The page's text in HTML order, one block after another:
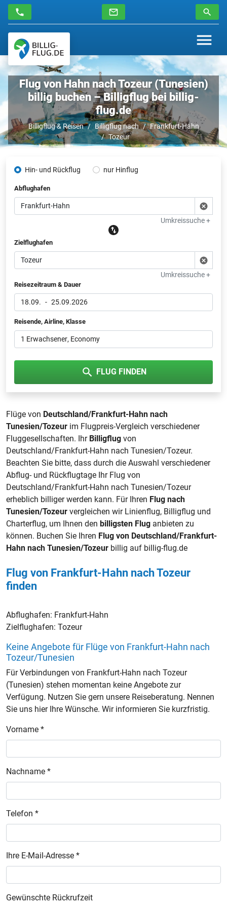
Flug von Hahn nach Tozeur (Tunesien)
billig buchen – Billigflug bei billig-
flug.de
Billigflug & Reisen Billigflug nach
Frankfurt-Hahn
Tozeur
Hin- und Rückflug nur Hinflug
Abflughafen
Umkreissuche +
Zielflughafen
Umkreissuche +
Reisezeitraum & Dauer
18.09. - 25.09.2026
Reisende, Airline, Klasse
1 Erwachsener, Economy
FLUG FINDEN
Flüge von Deutschland/Frankfurt-Hahn nach
Tunesien/Tozeur im Flugpreis-Vergleich verschiedener
Fluggesellschaften. Ihr Billigflug von
Deutschland/Frankfurt-Hahn nach Tunesien/Tozeur.
Beachten Sie bitte, dass durch die Auswahl verschiedener
Abflug- und Rückflugtage Ihr Flug von
Deutschland/Frankfurt-Hahn nach Tunesien/Tozeur
erheblich billiger werden kann. Für Ihren Flug nach
Tunesien/Tozeur vergleichen wir Linienflug, Billigflug und
Charterflug, um Ihnen den billigsten Flug anbieten zu
können. Buchen Sie Ihren Flug von Deutschland/Frankfurt-
Hahn nach Tunesien/Tozeur billig auf billig-flug.de
Flug von Frankfurt-Hahn nach Tozeur
finden
Abflughafen: Frankfurt-Hahn
Zielflughafen: Tozeur
Keine Angebote für Flüge von Frankfurt-Hahn nach
Tozeur/Tunesien
Für Verbindungen von Frankfurt-Hahn nach Tozeur
(Tunesien) stehen momentan keine Angebote zur
Verfügung. Nutzen Sie gern unsere Reiseberatung. Nennen
Sie uns hier Ihre Wünsche. Wir informieren Sie kurzfristig.
Vorname *
Nachname *
Telefon *
Ihre E-Mail-Adresse *
Gewünschte Rückrufzeit